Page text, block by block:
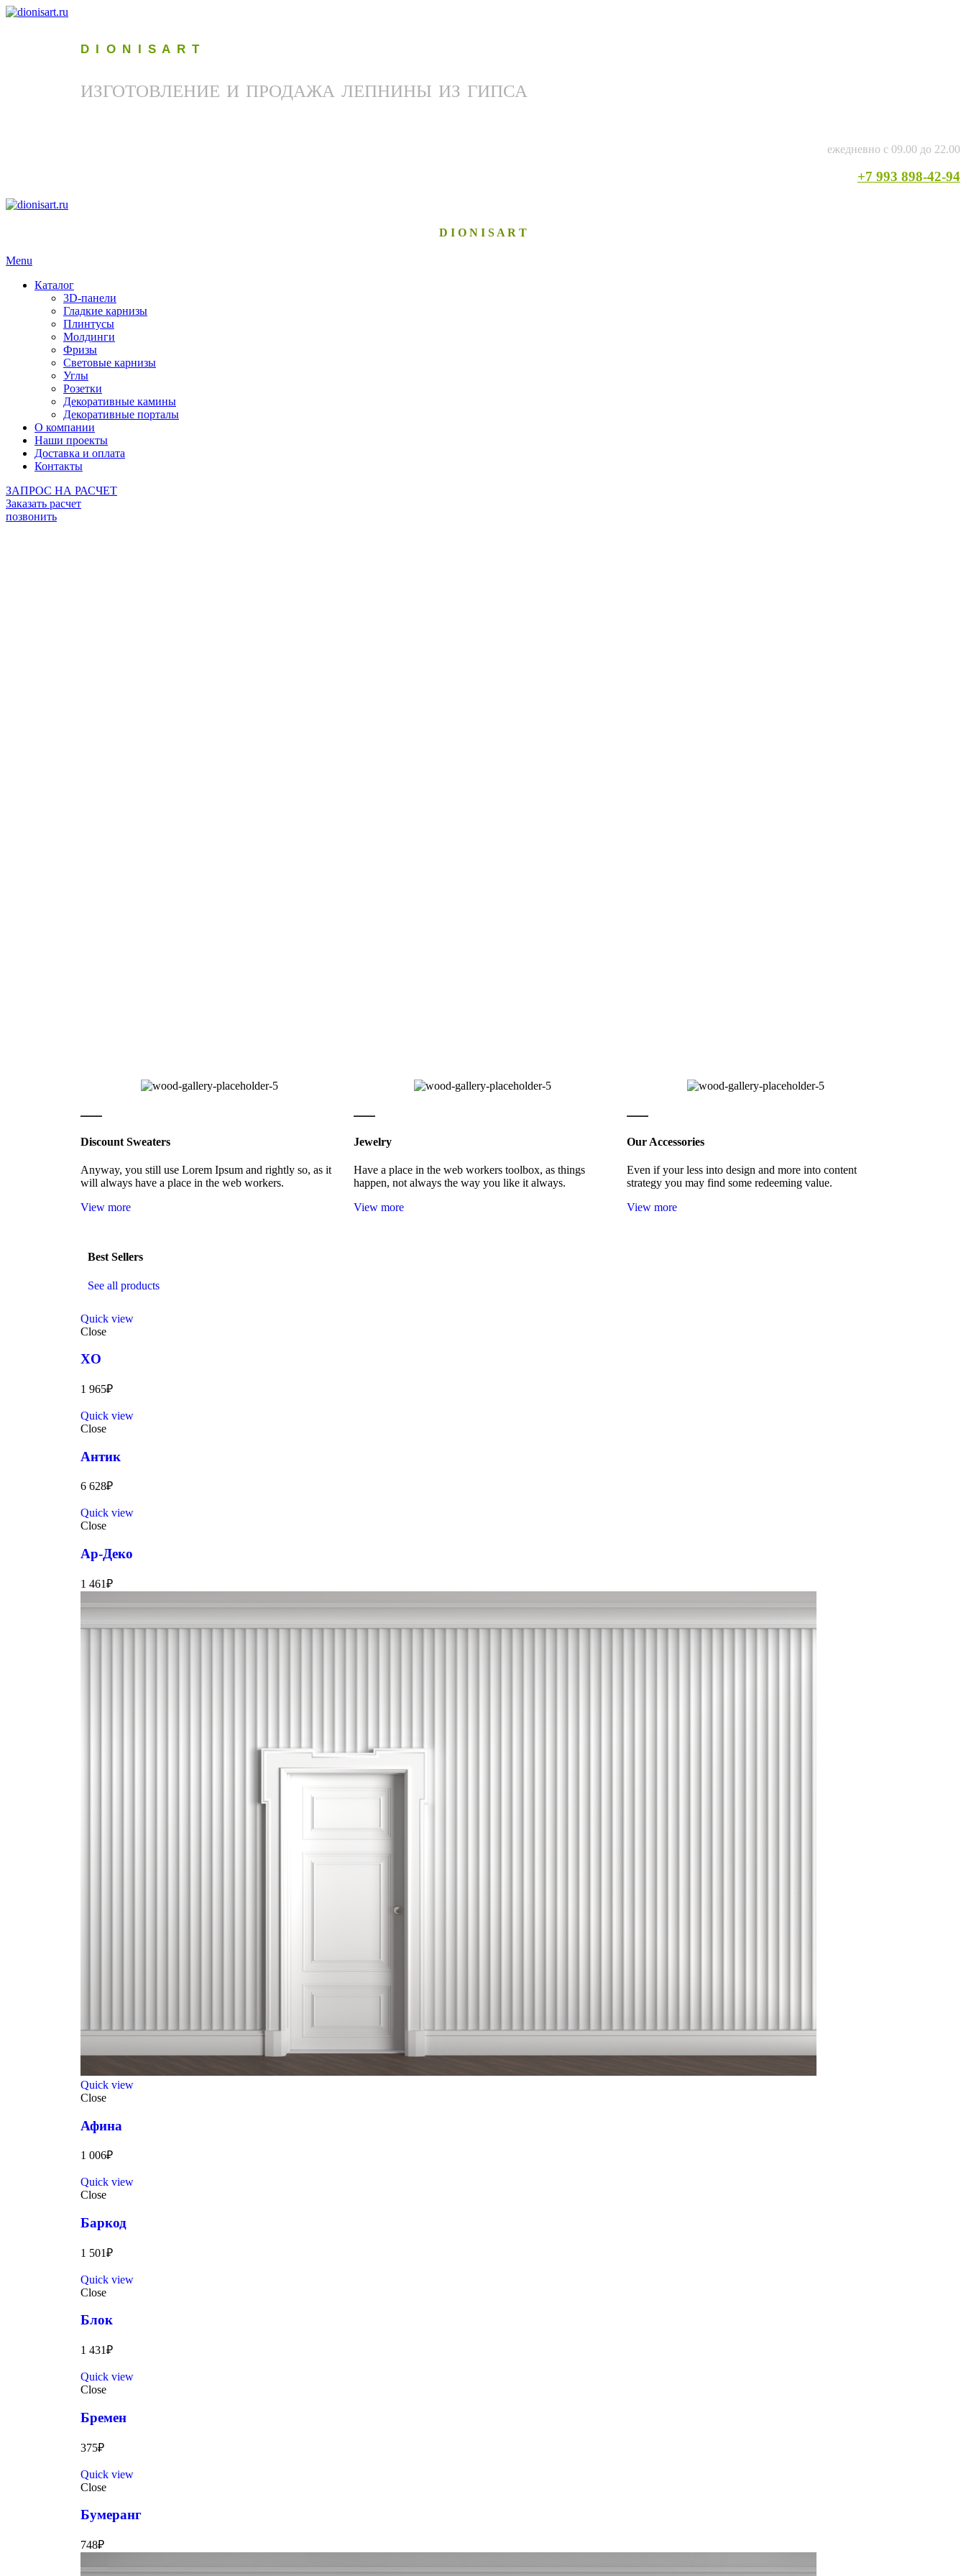
D I O N I S A R T
ИЗГОТОВЛЕНИЕ И ПРОДАЖА ЛЕПНИНЫ ИЗ ГИПСА
ежедневно с 09.00 до 22.00
+7 993 898-42-94
D I O N I S A R T
Menu
Каталог
3D-панели
Гладкие карнизы
Плинтусы
Молдинги
Фризы
Световые карнизы
Углы
Розетки
Декоративные камины
Декоративные порталы
О компании
Наши проекты
Доставка и оплата
Контакты
ЗАПРОС НА РАСЧЕТ
Заказать расчет
позвонить
Discount Sweaters
Anyway, you still use Lorem Ipsum and rightly so, as it
will always have a place in the web workers.
View more
Jewelry
Have a place in the web workers toolbox, as things
happen, not always the way you like it always.
View more
Our Accessories
Even if your less into design and more into content
strategy you may find some redeeming value.
View more
Best Sellers
See all products
Quick view
Close
XO
1 965₽
Quick view
Close
Антик
6 628₽
Quick view
Close
Ар-Деко
1 461₽
Quick view
Close
Афина
1 006₽
Quick view
Close
Баркод
1 501₽
Quick view
Close
Блок
1 431₽
Quick view
Close
Бремен
375₽
Quick view
Close
Бумеранг
748₽